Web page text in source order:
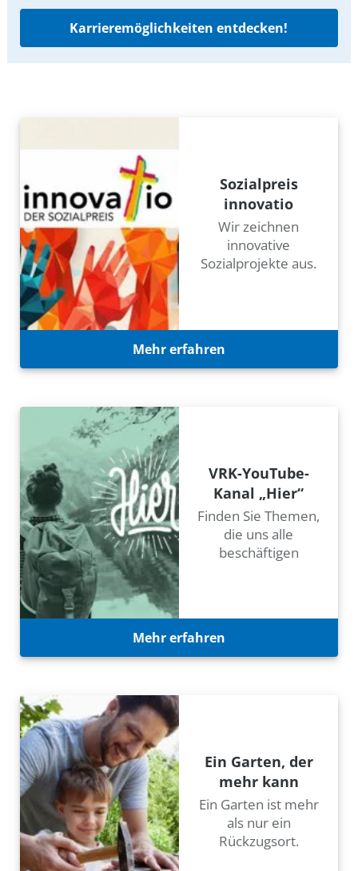
Karrieremöglichkeiten entdecken!
Sozialpreis
innovatio
Wir zeichnen
innovative
Sozialprojekte aus.
Mehr erfahren
VRK-YouTube-
Kanal „Hier“
Finden Sie Themen,
die uns alle
beschäftigen
Mehr erfahren
Ein Garten, der
mehr kann
Ein Garten ist mehr
als nur ein
Rückzugsort.